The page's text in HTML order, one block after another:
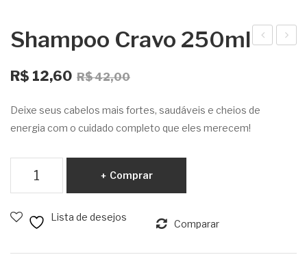
Líq
Shampoo Cravo 250ml
R$42,00O
original
era:
R$ 12,60
O
atual
é:
Deixe seus cabelos mais fortes, saudáveis e cheios de
energia com o cuidado completo que eles merecem!
quantidade
Comprar
Lista de desejos
Comparar